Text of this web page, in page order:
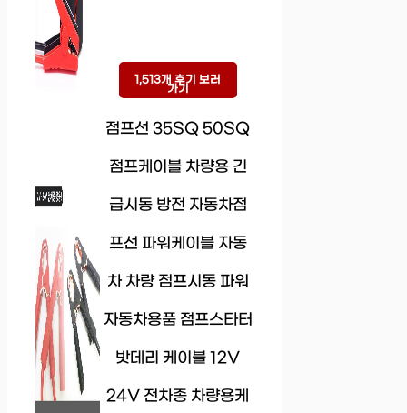
1,513개 후기 보러
가기
점프선 35SQ 50SQ
점프케이블 차량용 긴
급시동 방전 자동차점
프선 파워케이블 자동
차 차량 점프시동 파워
자동차용품 점프스타터
밧데리 케이블 12V
24V 전차종 차량용케